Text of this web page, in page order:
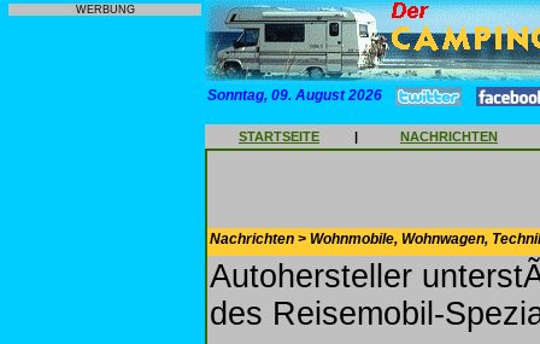
WERBUNG
Sonntag, 09. August 2026
STARTSEITE | NACHRICHTEN
Nachrichten > Wohnmobile, Wohnwagen,
Autohersteller
des Reisemobil-